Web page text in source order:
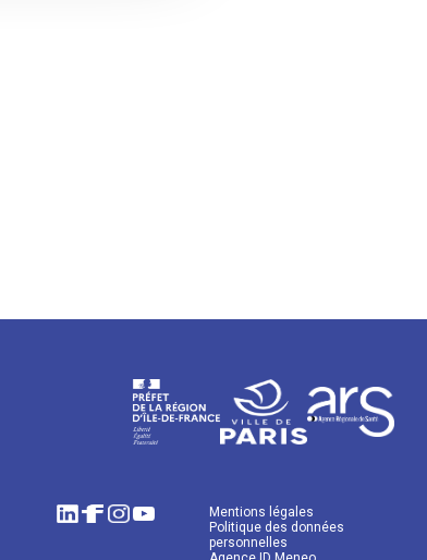
Mentions légales
Politique des données
personnelles